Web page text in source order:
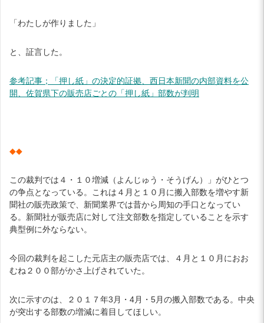
「わたしが作りました」
と、証言した。
参考記事；「押し紙」の決定的証拠、西日本新聞の内部資料を公
開、佐賀県下の販売店ごとの「押し紙」部数が判明
◆◆
この裁判では４・１０増減（よんじゅう・そうげん）」がひとつ
の争点となっている。これは４月と１０月に搬入部数を増やす新
聞社の販売政策で、新聞業界では昔から周知の手口となってい
る。新聞社が販売店に対して注文部数を指定していることを示す
典型例に外ならない。
今回の裁判を起こした元店主の販売店では、４月と１０月におお
むね２００部がかさ上げされていた。
次に示すのは、２０１７年3月・4月・5月の搬入部数である。中央
が突出する部数の増減に着目してほしい。